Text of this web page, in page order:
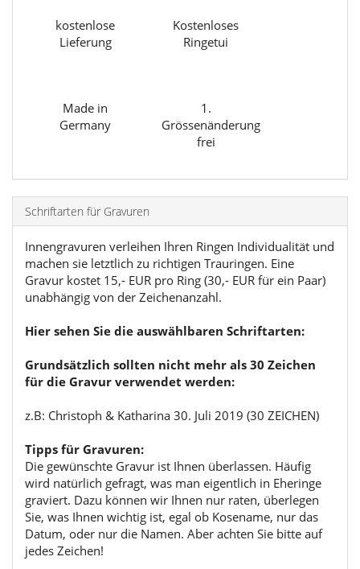
kostenlose
Lieferung
Kostenloses
Ringetui
Made in
Germany
1.
Grössenänderung
frei
Schriftarten für Gravuren
Innengravuren verleihen Ihren Ringen Individualität und
machen sie letztlich zu richtigen Trauringen. Eine
Gravur kostet 15,- EUR pro Ring (30,- EUR für ein Paar)
unabhängig von der Zeichenanzahl.
Hier sehen Sie die auswählbaren Schriftarten:
Grundsätzlich sollten nicht mehr als 30 Zeichen
für die Gravur verwendet werden:
z.B: Christoph & Katharina 30. Juli 2019 (30 ZEICHEN)
Tipps für Gravuren:
Die gewünschte Gravur ist Ihnen überlassen. Häufig
wird natürlich gefragt, was man eigentlich in Eheringe
graviert. Dazu können wir Ihnen nur raten, überlegen
Sie, was Ihnen wichtig ist, egal ob Kosename, nur das
Datum, oder nur die Namen. Aber achten Sie bitte auf
jedes Zeichen!